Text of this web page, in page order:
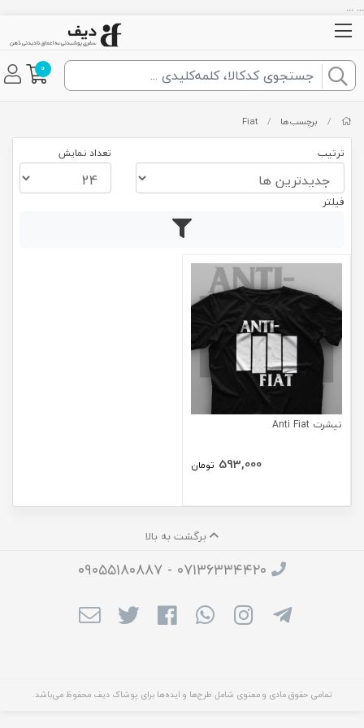
... ...
0
/ برچسب‌ها /
Fiat
ترتیب تعداد نمایش
فیلتر
تیشرت Anti Fiat
593,000 تومان
برگشت به بالا
۰۷۱۳۶۳۳۴۴۲۰ - ۰۹۰۵۵۱۸۰۸۸۷
تمامی حقوق مادی و معنوی شامل طرح‌ها و ایده‌ها برای پوشاک دیف محفوظ می‌باشد.